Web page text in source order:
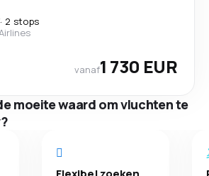
· 2 stops
vanaf1 730 EUR
moeite waard om vluchten te